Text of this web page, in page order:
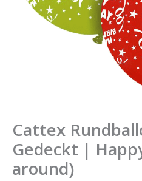
Cattex
Gedeckt |
around)
around)